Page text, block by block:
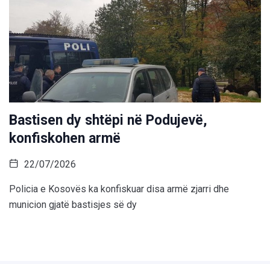
Bastisen dy shtëpi në Podujevë,
konfiskohen armë
22/07/2026
Policia e Kosovës ka konfiskuar disa armë zjarri dhe
municion gjatë bastisjes së dy